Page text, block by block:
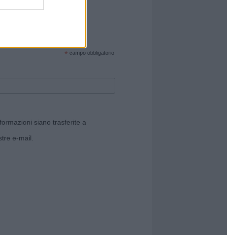
sul sito web!
* campo obbligatorio
siano trasferite a
e-mail.